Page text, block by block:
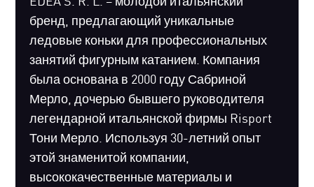
бренд, предлагающий уникальные
ледовые коньки для профессиональных
занятий фигурным катанием. Компания
была основана в 2000 году Сабриной
Мерло, дочерью бывшего руководителя
легендарной итальянской фирмы Risport
Тони Мерло. Используя 30-летний опыт
этой знаменитой компании,
высококачественные материалы и